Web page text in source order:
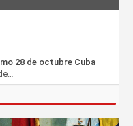
28 de octubre Cuba